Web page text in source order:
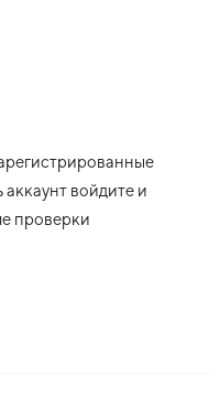
аккаунт войдите и
проверки